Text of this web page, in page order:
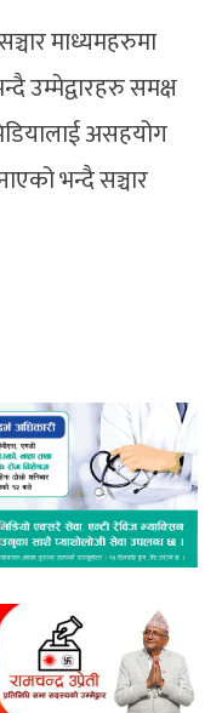
माध्यमहरुमा
उम्मेद्वारहरु समक्ष
असहयोग
भन्दै सञ्चार